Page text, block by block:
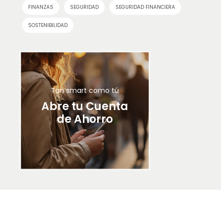
FINANZAS SEGURIDAD SEGURIDAD FINANCIERA
SOSTENIBILIDAD
Tan smart como tú
Abre tu Cuenta
de Ahorro